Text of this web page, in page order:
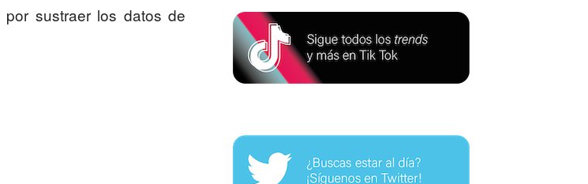
por sustraer los datos de